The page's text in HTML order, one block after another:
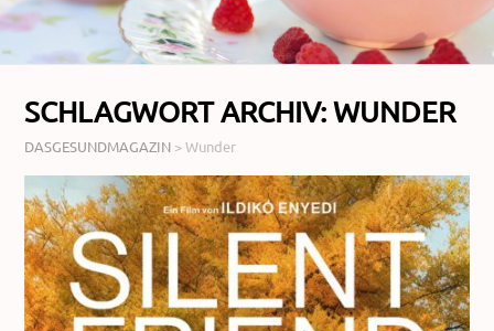
SCHLAGWORT ARCHIV:WUNDER
DASGESUNDMAGAZIN >Wunder